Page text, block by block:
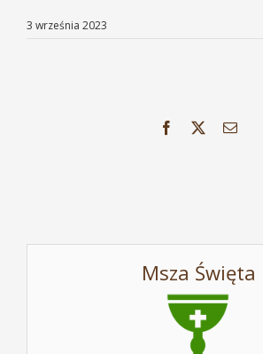
3 września 2023
Facebook Email
Msza Święta